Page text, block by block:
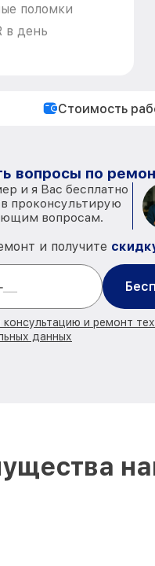
поломки
в день
Стоимость
вопросы по
и я Вас бесплатно
проконсультирую
вопросам.
и получите
консультацию и ремонт
данных